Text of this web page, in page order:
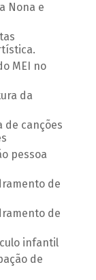
Nona e
MEI no
da
de canções
pessoa
de
de
infantil
de